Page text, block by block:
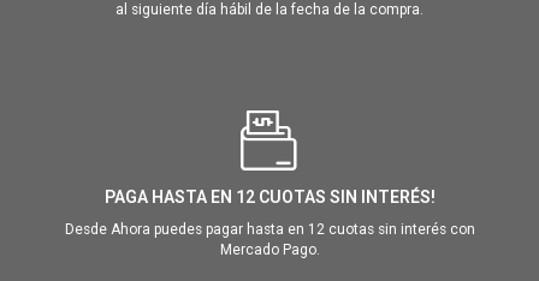
al siguiente día hábil de la fecha de la compra.
PAGA HASTA EN 12 CUOTAS SIN INTERÉS!
Desde Ahora puedes pagar hasta en 12 cuotas sin interés con
Mercado Pago.